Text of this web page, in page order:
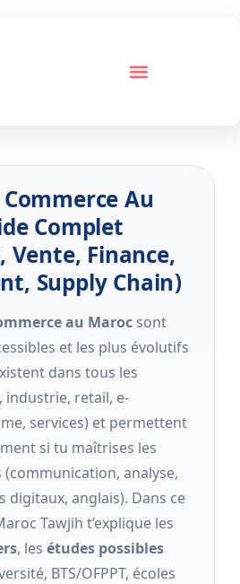
Au
Complet
Finance,
Supply Chain)
au Maroc sont
et les plus évolutifs
dans tous les
industrie, retail, e-
services) et permettent
si tu maîtrises les
(communication, analyse,
digitaux, anglais). Dans ce
Tawjih t’explique les
, les études possibles
BTS/OFPPT, écoles